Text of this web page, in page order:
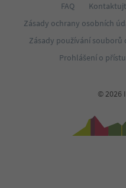
FAQ
Zásady ochrany osobních
Zásady používání souborů
Prohlášení o
© 2026